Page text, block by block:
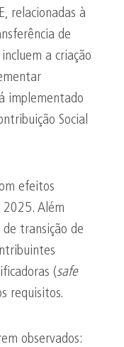
relacionadas à
de
incluem a criação
implementado
Social
efeitos
Além
transição de
(safe
requisitos.
observados: